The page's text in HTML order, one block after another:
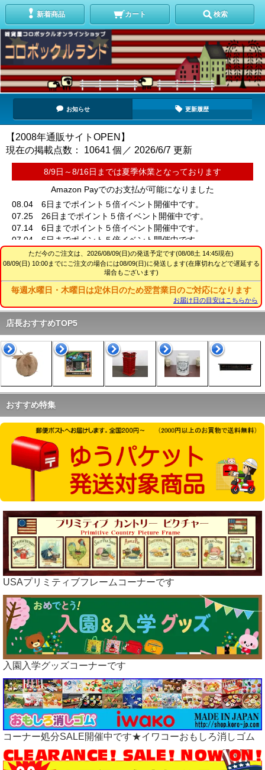
新着商品 カート 検索
お知らせ 更新履歴
【2008年通販サイトOPEN】
現在の掲載点数： 10641 個／ 2026/6/7 更新
8/9日～8/16日までは夏季休業となっております
Amazon Payでのお支払が可能になりました
08.04 6日までポイント５倍イベント開催中です。
07.25 26日までポイント５倍イベント開催中です。
07.14 6日までポイント５倍イベント開催中です。
07.04 6日までポイント５倍イベント開催中です。
06.26 26日までポイント５倍イベント開催中です。
06.14 16日までポイント５倍イベント開催中です。
ラガディ・ケアベアグッズ、アップしました
06.04 6日までポイント５倍イベント開催中です。
ラガディSNOWDENレアグッズ、アップしました
06.01 2日は台風6号の影響のため出荷停止いたします
05.24 26日までポイント５倍イベント開催中です。
05.22ラガディアンなど希少雑貨、アップしました
05.19
ラガディレアグッズ、アップしました
05.16
ラガディ希少ドール、アップしました
05.14 16日までポイント５倍イベント開催中です。
05.09USAファイヤーキング、アップしました
05.08ラガディ希少ドールアップしました
05.05 5日、6日はポイント５倍イベント開催中です。
05.05ラガディレアグッズ、アップしました
05.03ラガディ希少ドールアップしました
05.01ラガディグッズ、アップしました
04.29 ビンテージキッチンスケールetc、アップしました
ラガディアンティーク雑貨、アップしました
04.25 25日、26日はポイント５倍イベント開催中です。
04.24ラガディ希少ドールアップしました
04.15 15日、16日はポイント５倍イベント開催中です。
04.14
ラガディアンティーク雑貨、アップしました
04.11ラガディ雑貨、アップしました
04.09ラガディアンティーク雑貨、アップしました
04.05 5日、6日はポイント５倍イベント開催中です。
04.04星条旗雑貨など、アップしました
03.25 25日、26日はポイント５倍イベント開催中です。
03.23ラガディグッズ、アップしました
03.17ラガディアンティーク雑貨、アップしました
03.10
ラガディ、ブリキアイテムアップしました
03.08収納ボックスなど、アップしました
03.06RAGGEDYラガディドール、アップしました
03.05 5日、6日はポイント５倍イベント開催中です。
02.25 25日、26日はポイント５倍イベント開催中です。
02.15 15日、16日はポイント５倍イベント開催中です。
02.05 5日、6日はポイント５倍イベント開催中です。
01.25 25日、26日はポイント５倍イベント開催中です。
01.15 15日、16日はポイント５倍イベント開催中です。
01.05 03.01 楽天ペイでのお支払いを終了いたしました。
01.05 5日、6日はポイント５倍イベント開催中です。
01.05 明けまして、おめでとうございます。
本年も何卒よろしくお願い申し上げます。
ただ今のご注文は、 2026/08/09(日)の発送予定です(08/08土 14:45現在)
08/09(日) 10:00までにご注文の場合には08/09(日)に発送します(在庫切れなどで遅延する
場合もございます)
毎週水曜日・木曜日は定休日のため翌営業日のご対応になります
お届け日の目安はこちらから
店長おすすめTOP5
おすすめ特集
USAプリミティブフレームコーナーです
入園入学グッズコーナーです
コーナー処分SALE開催中です★イワコーおもしろ消しゴム